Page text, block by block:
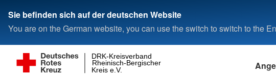
Sie befinden sich auf der deutschen Website
You are on the German website, you can use the switch to switch to the
Kreis e.V.
Rheinisch-Bergischer
DRK-Kreisverband